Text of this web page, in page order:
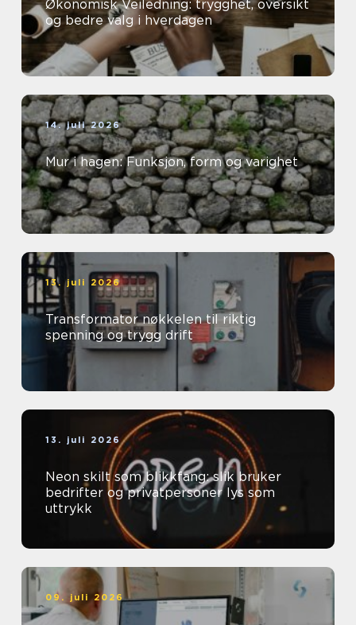
Økonomisk Veiledning: trygghet, oversikt
og bedre valg i hverdagen
14. juli 2026
Mur i hagen: Funksjon, form og varighet
13. juli 2026
Transformator nøkkelen til riktig
spenning og trygg drift
13. juli 2026
Neon skilt som blikkfang: slik bruker
bedrifter og privatpersoner lys som
uttrykk
09. juli 2026